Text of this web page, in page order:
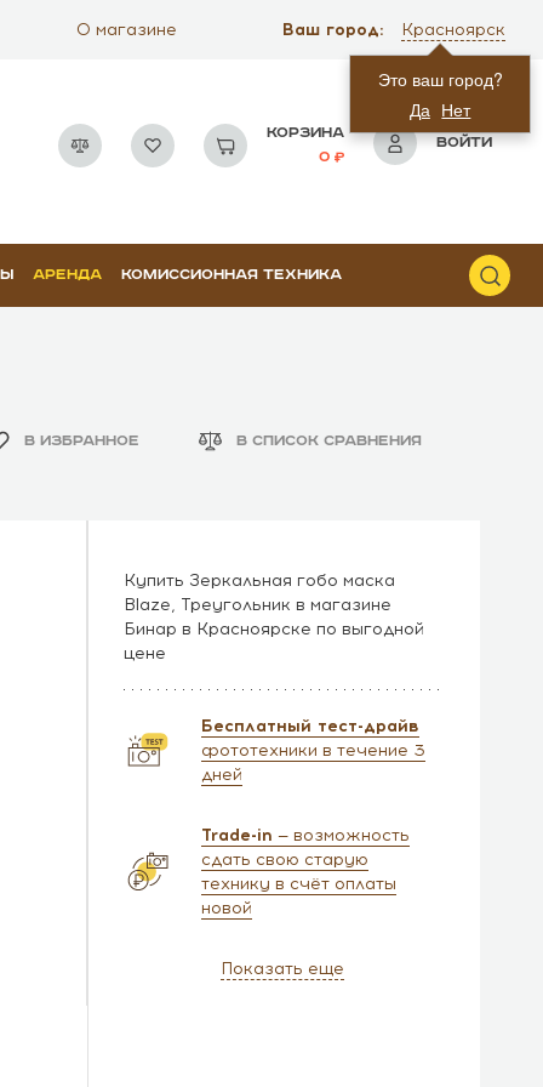
О магазине Ваш город:
Это ваш город?
Да Нет
Красноярск
КОРЗИНА
0
ВОЙТИ
АРЕНДА КОМИССИОННАЯ ТЕХНИКА
В ИЗБРАННОЕ В СПИСОК СРАВНЕНИЯ
Купить Зеркальная гобо маска
Blaze, Треугольник в магазине
Бинар в Красноярске по выгодной
цене
Бесплатный тест-драйв
фототехники в течение 3
дней
Trade-in — возможность
сдать свою старую
технику в счёт оплаты
новой
Показать еще